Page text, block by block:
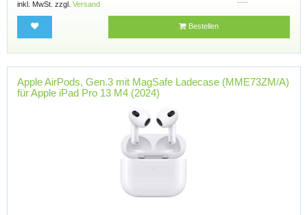
inkl. MwSt. zzgl. Versand
Bestellen
Apple AirPods, Gen.3 mit MagSafe Ladecase (MME73ZM/A)
für Apple iPad Pro 13 M4 (2024)